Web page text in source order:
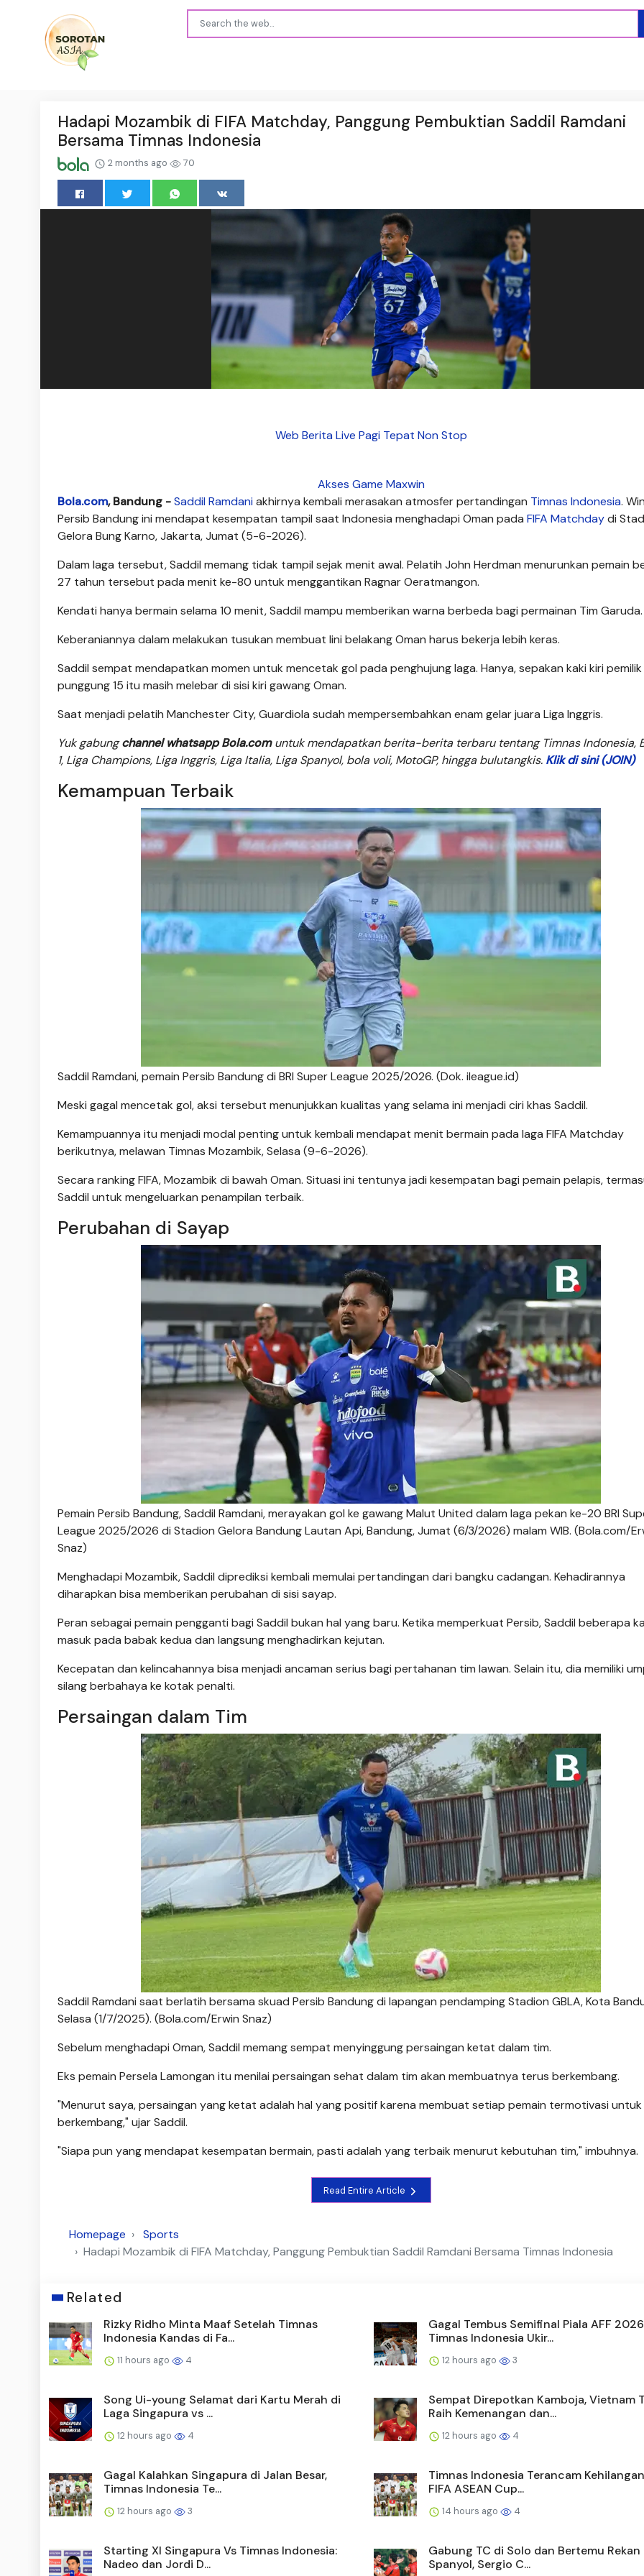
Hadapi Mozambik di FIFA Matchday, Panggung Pembuktian Saddil Ramdani
Bersama Timnas Indonesia
2 months ago 70
Web Berita Live Pagi Tepat Non Stop
Akses Game Maxwin
Bola.com, Bandung -Saddil Ramdani akhirnya kembali merasakan atmosfer pertandingan Timnas Indonesia.
Persib Bandung ini mendapat kesempatan tampil saat Indonesia menghadapi Oman pada FIFA Matchdaydi
Gelora Bung Karno, Jakarta, Jumat (5-6-2026).
Dalam laga tersebut, Saddil memang tidak tampil sejak menit awal. Pelatih John Herdman menurunkan pemain
27 tahun tersebut pada menit ke-80 untuk menggantikan Ragnar Oeratmangon.
Kendati hanya bermain selama 10 menit, Saddil mampu memberikan warna berbeda bagi permainan Tim Garuda.
Keberaniannya dalam melakukan tusukan membuat lini belakang Oman harus bekerja lebih keras.
Saddil sempat mendapatkan momen untuk mencetak gol pada penghujung laga. Hanya, sepakan kaki kiri
punggung 15 itu masih melebar di sisi kiri gawang Oman.
Saat menjadi pelatih Manchester City, Guardiola sudah mempersembahkan enam gelar juara Liga Inggris.
Yuk gabungchannel whatsapp Bola.comuntuk mendapatkan berita-berita terbaru tentang Timnas Indonesia,
1, Liga Champions, Liga Inggris, Liga Italia, Liga Spanyol, bola voli, MotoGP, hingga bulutangkis. Klik di sini (JOIN)
Kemampuan Terbaik
Saddil Ramdani, pemain Persib Bandung di BRI Super League 2025/2026. (Dok. ileague.id)
Meski gagal mencetak gol, aksi tersebut menunjukkan kualitas yang selama ini menjadi ciri khas Saddil.
Kemampuannya itu menjadi modal penting untuk kembali mendapat menit bermain pada laga FIFA Matchday
berikutnya, melawan Timnas Mozambik, Selasa (9-6-2026).
Secara ranking FIFA, Mozambik di bawah Oman. Situasi ini tentunya jadi kesempatan bagi pemain pelapis,
Saddil untuk mengeluarkan penampilan terbaik.
Perubahan di Sayap
Pemain Persib Bandung, Saddil Ramdani, merayakan gol ke gawang Malut United dalam laga pekan ke-20 BRI
League 2025/2026 di Stadion Gelora Bandung Lautan Api, Bandung, Jumat (6/3/2026) malam WIB. (Bola.com/
Snaz)
Menghadapi Mozambik, Saddil diprediksi kembali memulai pertandingan dari bangku cadangan. Kehadirannya
diharapkan bisa memberikan perubahan di sisi sayap.
Peran sebagai pemain pengganti bagi Saddil bukan hal yang baru. Ketika memperkuat Persib, Saddil beberapa
masuk pada babak kedua dan langsung menghadirkan kejutan.
Kecepatan dan kelincahannya bisa menjadi ancaman serius bagi pertahanan tim lawan. Selain itu, dia memiliki
silang berbahaya ke kotak penalti.
Persaingan dalam Tim
Saddil Ramdani saat berlatih bersama skuad Persib Bandung di lapangan pendamping Stadion GBLA, Kota
Selasa (1/7/2025). (Bola.com/Erwin Snaz)
Sebelum menghadapi Oman, Saddil memang sempat menyinggung persaingan ketat dalam tim.
Eks pemain Persela Lamongan itu menilai persaingan sehat dalam tim akan membuatnya terus berkembang.
"Menurut saya, persaingan yang ketat adalah hal yang positif karena membuat setiap pemain termotivasi
berkembang," ujar Saddil.
"Siapa pun yang mendapat kesempatan bermain, pasti adalah yang terbaik menurut kebutuhan tim," imbuhnya.
Read Entire Article
Homepage
Sports
Hadapi Mozambik di FIFA Matchday, Panggung Pembuktian Saddil Ramdani Bersama Timnas Indonesia
Related
Rizky Ridho Minta Maaf Setelah Timnas
Indonesia Kandas di Fa...
11 hours ago 4
Gagal Tembus Semifinal Piala AFF
Timnas Indonesia Ukir...
12 hours ago 3
Song Ui-young Selamat dari Kartu Merah di
Laga Singapura vs ...
12 hours ago 4
Sempat Direpotkan Kamboja, Vietnam
Raih Kemenangan dan...
12 hours ago 4
Gagal Kalahkan Singapura di Jalan Besar,
Timnas Indonesia Te...
12 hours ago 3
Timnas Indonesia Terancam
FIFA ASEAN Cup...
14 hours ago 4
Starting XI Singapura Vs Timnas Indonesia:
Nadeo dan Jordi D...
Gabung TC di Solo dan Bertemu Rekan
Spanyol, Sergio C...